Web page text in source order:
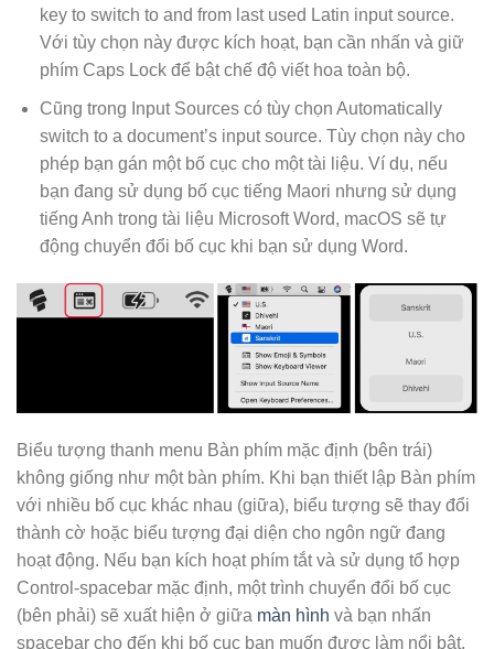
key to switch to and from last used Latin input source.
Với tùy chọn này được kích hoạt, bạn cần nhấn và giữ
phím Caps Lock để bật chế độ viết hoa toàn bộ.
Cũng trong Input Sources có tùy chọn Automatically
switch to a document’s input source. Tùy chọn này cho
phép bạn gán một bố cục cho một tài liệu. Ví dụ, nếu
bạn đang sử dụng bố cục tiếng Maori nhưng sử dụng
tiếng Anh trong tài liệu Microsoft Word, macOS sẽ tự
động chuyển đổi bố cục khi bạn sử dụng Word.
Biểu tượng thanh menu Bàn phím mặc định (bên trái)
không giống như một bàn phím. Khi bạn thiết lập Bàn phím
với nhiều bố cục khác nhau (giữa), biểu tượng sẽ thay đổi
thành cờ hoặc biểu tượng đại diện cho ngôn ngữ đang
hoạt động. Nếu bạn kích hoạt phím tắt và sử dụng tổ hợp
Control-spacebar mặc định, một trình chuyển đổi bố cục
(bên phải) sẽ xuất hiện ở giữa màn hình và bạn nhấn
spacebar cho đến khi bố cục bạn muốn được làm nổi bật.